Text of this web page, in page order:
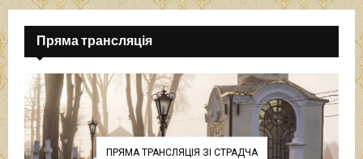
Пряма трансляція
ПРЯМА ТРАНСЛЯЦІЯ ЗІ СТРАДЧА